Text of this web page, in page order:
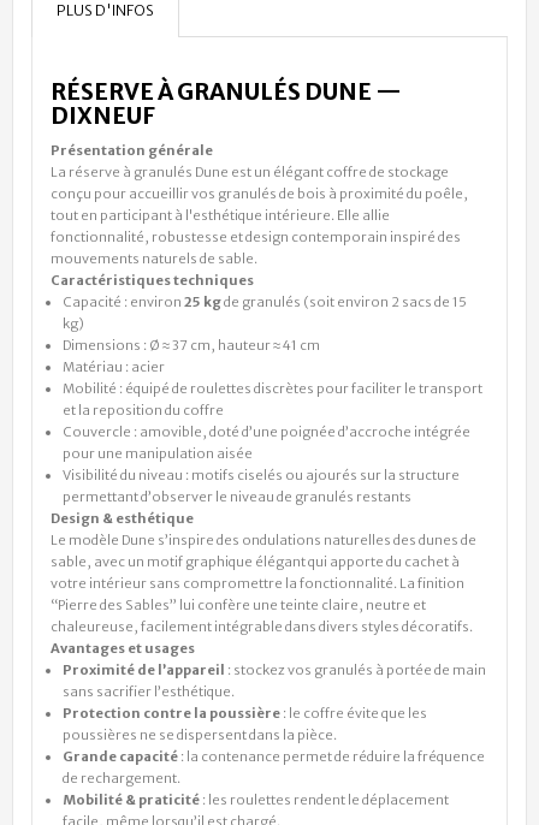
PLUS D'INFOS
RÉSERVE À GRANULÉS DUNE —
DIXNEUF
Présentation générale
La réserve à granulés Dune est un élégant coffre de stockage
conçu pour accueillir vos granulés de bois à proximité du poêle,
tout en participant à l'esthétique intérieure. Elle allie
fonctionnalité, robustesse et design contemporain inspiré des
mouvements naturels de sable.
Caractéristiques techniques
Capacité : environ 25 kgde granulés (soit environ 2 sacs de 15
kg)
Dimensions : Ø ≈ 37 cm, hauteur ≈ 41 cm
Matériau : acier
Mobilité : équipé de roulettes discrètes pour faciliter le transport
et la reposition du coffre
Couvercle : amovible, doté d’une poignée d’accroche intégrée
pour une manipulation aisée
Visibilité du niveau : motifs ciselés ou ajourés sur la structure
permettant d’observer le niveau de granulés restants
Design & esthétique
Le modèle Dune s’inspire des ondulations naturelles des dunes de
sable, avec un motif graphique élégant qui apporte du cachet à
votre intérieur sans compromettre la fonctionnalité. La finition
“Pierre des Sables” lui confère une teinte claire, neutre et
chaleureuse, facilement intégrable dans divers styles décoratifs.
Avantages et usages
Proximité de l’appareil : stockez vos granulés à portée de main
sans sacrifier l’esthétique.
Protection contre la poussière : le coffre évite que les
poussières ne se dispersent dans la pièce.
Grande capacité : la contenance permet de réduire la fréquence
de rechargement.
Mobilité & praticité : les roulettes rendent le déplacement
facile, même lorsqu’il est chargé.